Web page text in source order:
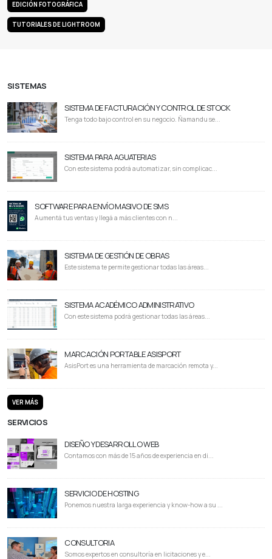
EDICIÓN FOTOGRÁFICA
TUTORIALES DE LIGHTROOM
SISTEMAS
SISTEMA DE FACTURACIÓN Y CONTROL DE STOCK
Tenga todo bajo control en su negocio. Ñamandu se...
SISTEMA PARA AGUATERIAS
Con este sistema podrá automatizar, sin complicac...
SOFTWARE PARA ENVÍO MASIVO DE SMS
Aumentá tus ventas y llegá a más clientes con n...
SISTEMA DE GESTIÓN DE OBRAS
Este sistema te permite gestionar todas las áreas...
SISTEMA ACADÉMICO ADMINISTRATIVO
Con este sistema podrá gestionar todas las áreas...
MARCACIÓN PORTABLE ASISPORT
AsisPort es una herramienta de marcación remota y...
VER MÁS
SERVICIOS
DISEÑO Y DESARROLLO WEB
Contamos con más de 15 años de experiencia en di...
SERVICIO DE HOSTING
Ponemos nuestra larga experiencia y know-how a su ...
CONSULTORIA
Somos expertos en consultoría en licitaciones y e...